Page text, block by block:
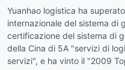
Yuanhao logistica ha
internazionale del sistema di
certificazione del sistema di
della Cina di 5A "servizi di
servizi", e ha vinto il "2009